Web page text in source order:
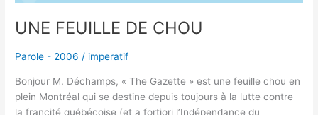
UNE FEUILLE DE CHOU
Parole - 2006 / imperatif
Bonjour M. Déchamps, « The Gazette » est une feuille chou en
plein Montréal qui se destine depuis toujours à la lutte contre
la francité québécoise (et a fortiori l’Indépendance du